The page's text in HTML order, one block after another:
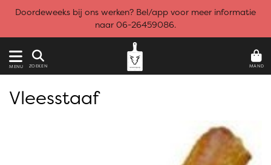
Doordeweeks bij ons werken? Bel/app voor meer informatie
naar 06-26459086.
MENU ZOEKEN MAND
Vleesstaaf